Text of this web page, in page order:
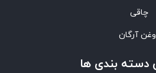
چاقی
آرگان
دسته بندی ها